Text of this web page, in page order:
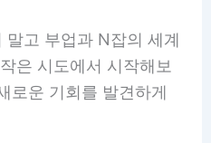
고 부업과 N잡의 세계
은 시도에서 시작해보
로운 기회를 발견하게